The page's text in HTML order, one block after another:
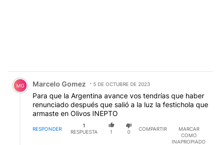
Comentario de Marcelo Gomez.
MG Marcelo Gomez 5 DE OCTUBRE DE 2023
Para que la Argentina avance vos tendrías que haber
renunciado después que salió a la luz la festichola que
armaste en Olivos INEPTO
RESPONDER
1
RESPUESTA
1 0
COMPARTIR
MARCAR
COMO
INAPROPIADO